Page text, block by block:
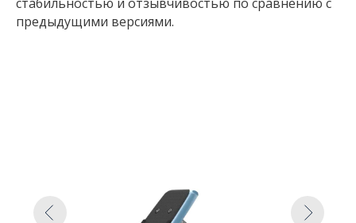
предыдущими версиями.